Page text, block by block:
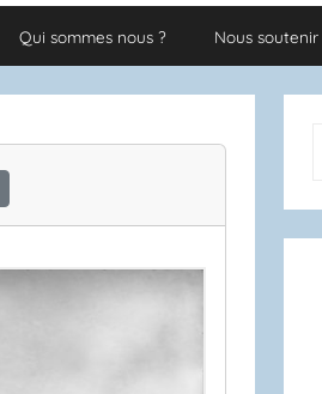
Qui sommes nous ? Nous soutenir
: